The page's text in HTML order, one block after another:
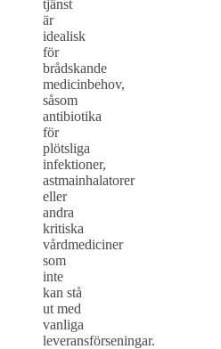
tjänst
är
idealisk
för
brådskande
medicinbehov,
såsom
antibiotika
för
plötsliga
infektioner,
astmainhalatorer
eller
andra
kritiska
vårdmediciner
som
inte
kan stå
ut med
vanliga
leveransförseningar.